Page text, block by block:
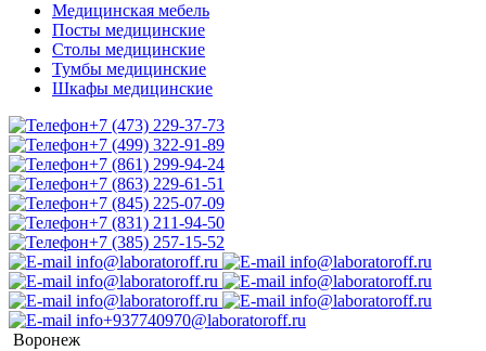
Медицинская мебель
Посты медицинские
Столы медицинские
Тумбы медицинские
Шкафы медицинские
+7 (473) 229-37-73
+7 (499) 322-91-89
+7 (861) 299-94-24
+7 (863) 229-61-51
+7 (845) 225-07-09
+7 (831) 211-94-50
+7 (385) 257-15-52
info@laboratoroff.ru
info@laboratoroff.ru
info@laboratoroff.ru
info@laboratoroff.ru
info@laboratoroff.ru
info@laboratoroff.ru
info+937740970@laboratoroff.ru
Воронеж